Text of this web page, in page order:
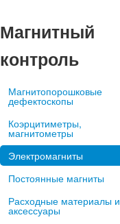
Магнитный
контроль
Магнитопорошковые
дефектоскопы
Коэрцитиметры,
магнитометры
Электромагниты
Постоянные магниты
Расходные материалы и
аксессуары